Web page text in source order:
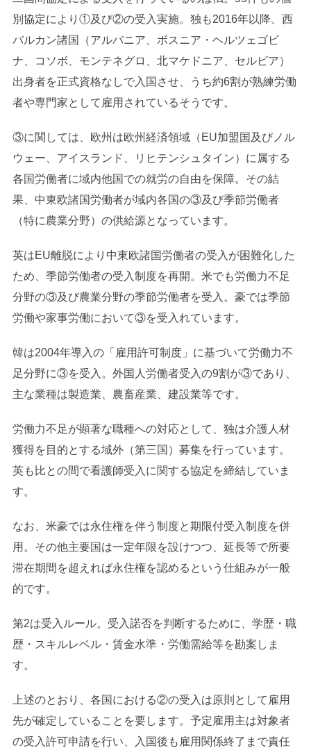
別協定により①及び②の受入実施。独も2016年以降、西
バルカン諸国（アルバニア、ボスニア・ヘルツェゴビ
ナ、コソボ、モンテネグロ、北マケドニア、セルビア）
出身者を正式資格なしで入国させ、うち約6割が熟練労働
者や専門家として雇用されているそうです。
③に関しては、欧州は欧州経済領域（EU加盟国及びノル
ウェー、アイスランド、リヒテンシュタイン）に属する
各国労働者に域内他国での就労の自由を保障。その結
果、中東欧諸国労働者が域内各国の③及び季節労働者
（特に農業分野）の供給源となっています。
英はEU離脱により中東欧諸国労働者の受入が困難化した
ため、季節労働者の受入制度を再開。米でも労働力不足
分野の③及び農業分野の季節労働者を受入。豪では季節
労働や家事労働において③を受入れています。
韓は2004年導入の「雇用許可制度」に基づいて労働力不
足分野に③を受入。外国人労働者受入の9割が③であり、
主な業種は製造業、農畜産業、建設業等です。
労働力不足が顕著な職種への対応として、独は介護人材
獲得を目的とする域外（第三国）募集を行っています。
英も比との間で看護師受入に関する協定を締結していま
す。
なお、米豪では永住権を伴う制度と期限付受入制度を併
用。その他主要国は一定年限を設けつつ、延長等で所要
滞在期間を超えれば永住権を認めるという仕組みが一般
的です。
第2は受入ルール。受入諾否を判断するために、学歴・職
歴・スキルレベル・賃金水準・労働需給等を勘案しま
す。
上述のとおり、各国における②の受入は原則として雇用
先が確定していることを要します。予定雇用主は対象者
の受入許可申請を行い、入国後も雇用関係終了まで責任